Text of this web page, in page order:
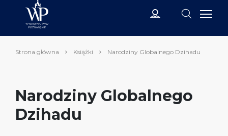
Strona główna Książki Narodziny Globalnego Dzihadu
Narodziny Globalnego
Dzihadu